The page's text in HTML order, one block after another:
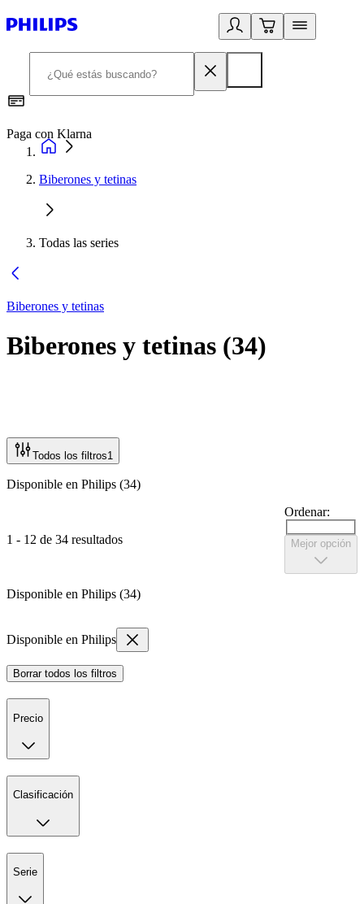
Paga con Klarna
Biberones y tetinas
Todas las series
Biberones y tetinas
Biberones y tetinas (34)
Todos los filtros1
Disponible en Philips (34)
1 - 12 de 34 resultados
Ordenar:
Mejor opción
Disponible en Philips (34)
Disponible en Philips
Borrar todos los filtros
Precio
Clasificación
Serie